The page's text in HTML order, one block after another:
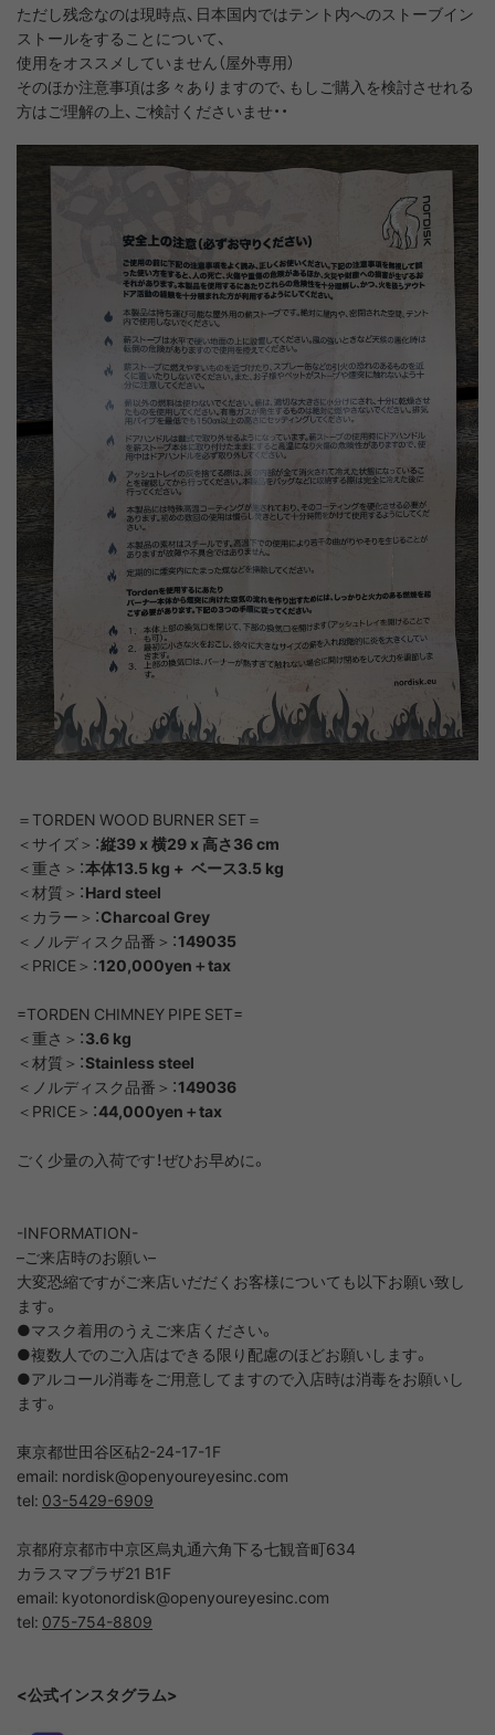
ただし残念なのは現時点、日本国内ではテント内へのストーブイン
ストールをすることについて、
使用をオススメしていません（屋外専用）
そのほか注意事項は多々ありますので、もしご購入を検討させれる
方はご理解の上、ご検討くださいませ・・
＝TORDEN WOOD BURNER SET＝
＜サイズ＞：縦39 x 横29 x 高さ36 cm
＜重さ＞：本体13.5 kg + ベース3.5 kg
＜材質＞：Hard steel
＜カラー＞：Charcoal Grey
＜ノルディスク品番＞：149035
＜PRICE＞：120,000yen＋tax
=TORDEN CHIMNEY PIPE SET=
＜重さ＞：3.6 kg
＜材質＞：Stainless steel
＜ノルディスク品番＞：149036
＜PRICE＞：44,000yen＋tax
ごく少量の入荷です！ぜひお早めに。
-INFORMATION-
–ご来店時のお願い–
大変恐縮ですがご来店いだだくお客様についても以下お願い致し
ます。
●マスク着用のうえご来店ください。
●複数人でのご入店はできる限り配慮のほどお願いします。
●アルコール消毒をご用意してますので入店時は消毒をお願いし
ます。
東京都世田谷区砧2-24-17-1F
email: nordisk@openyoureyesinc.com
tel: 03-5429-6909
京都府京都市中京区烏丸通六角下る七観音町634
カラスマプラザ21 B1F
email: kyotonordisk@openyoureyesinc.com
tel: 075-754-8809
<公式インスタグラム>